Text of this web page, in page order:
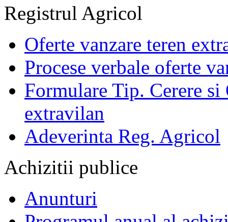
Registrul Agricol
Oferte vanzare teren
Procese verbale oferte
Formulare Tip. Cerere si
extravilan
Adeverinta Reg. Agricol
Achizitii publice
Anunturi